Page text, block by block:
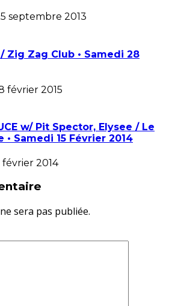
septembre 2013
Zig Zag Club • Samedi 28
février 2015
w/ Pit Spector, Elysee / Le
• Samedi 15 Février 2014
février 2014
sera pas publiée.